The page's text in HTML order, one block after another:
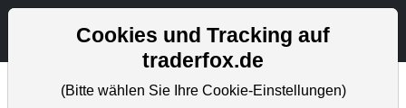
Aktien- und Artikelsuche
Cookies und Tracking auf
traderfox.de
(Bitte wählen Sie Ihre Cookie-Einstellungen)